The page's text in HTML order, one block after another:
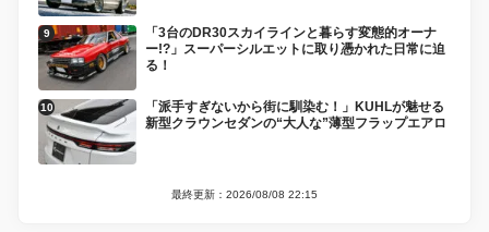
「3台のDR30スカイラインと暮らす変態的オーナ
ー!?」スーパーシルエットに取り憑かれた日常に迫
る！
「派手すぎないから街に馴染む！」KUHLが魅せる
新型クラウンセダンの“大人な”薄型フラップエアロ
最終更新：2026/08/08 22:15